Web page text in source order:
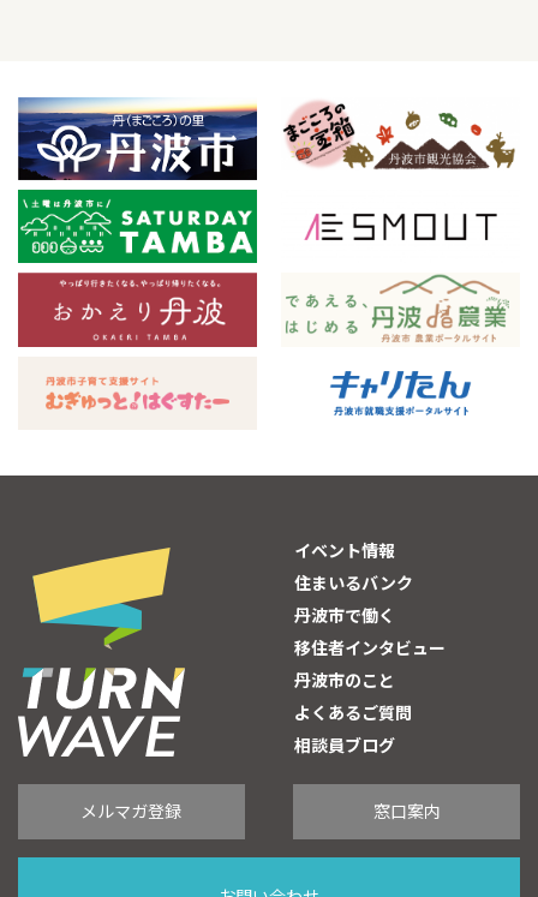
イベント情報
住まいるバンク
丹波市で働く
移住者インタビュー
丹波市のこと
よくあるご質問
相談員ブログ
メルマガ登録 窓口案内